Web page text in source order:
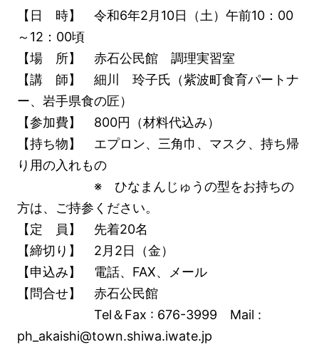
【日 時】 令和6年2月10日（土）午前10：00
～12：00頃
【場 所】 赤石公民館 調理実習室
【講 師】 細川 玲子氏（紫波町食育パートナ
ー、岩手県食の匠）
【参加費】 800円（材料代込み）
【持ち物】 エプロン、三角巾、マスク、持ち帰
り用の入れもの
※ ひなまんじゅうの型をお持ちの
方は、ご持参ください。
【定 員】 先着20名
【締切り】 2月2日（金）
【申込み】 電話、FAX、メール
【問合せ】 赤石公民館
Tel＆Fax : 676-3999 Mail :
ph_akaishi@town.shiwa.iwate.jp